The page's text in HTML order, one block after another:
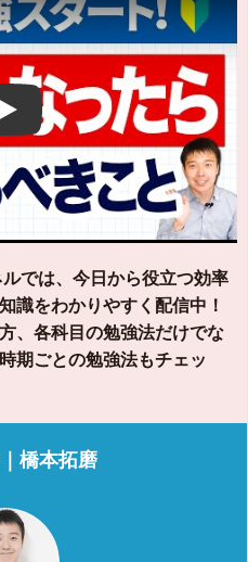
Play
では、今日から役立つ効率
識をわかりやすく配信中！
、各科目の勉強法だけでな
期ごとの勉強法もチェッ
橋本拓磨